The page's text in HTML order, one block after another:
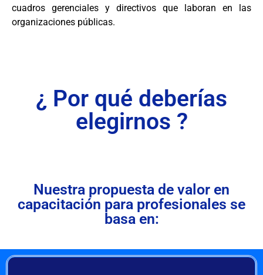
cuadros gerenciales y directivos que laboran en las
organizaciones públicas.
¿ Por qué deberías
elegirnos ?
Nuestra propuesta de valor en
capacitación para profesionales se
basa en: